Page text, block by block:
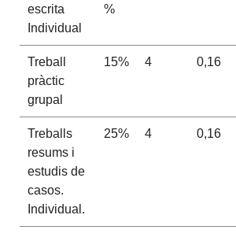
escrita
Individual
%
Treball
pràctic
grupal
15% 4 0,16
Treballs
resums i
estudis de
casos.
Individual.
25% 4 0,16